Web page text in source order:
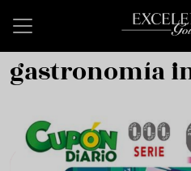
gastronomía